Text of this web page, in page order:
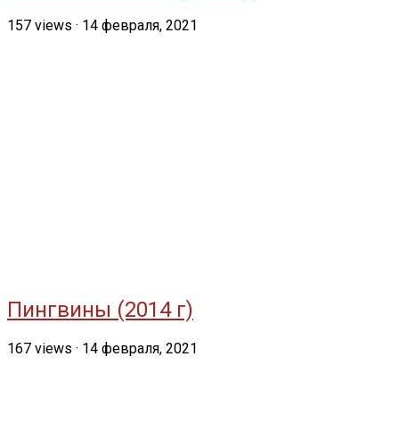
157 views · 14 февраля, 2021
Пингвины (2014 г)
167 views · 14 февраля, 2021